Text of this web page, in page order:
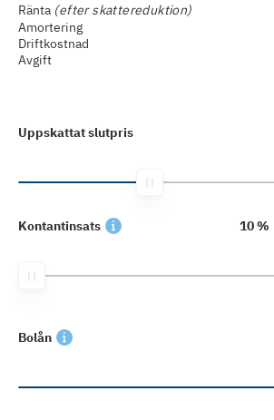
Ränta (efter skattereduktion)
Amortering
Driftkostnad
Avgift
Uppskattat slutpris
Kontantinsats 10 %
Bolån